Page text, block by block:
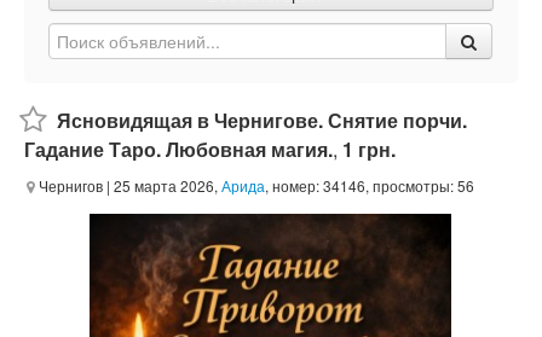
Быстрая продажа
Ясновидящая в Чернигове. Снятие порчи.
Гадание Таро. Любовная магия., 1 грн.
Чернигов | 25 марта 2026, Арида, номер: 34146, просмотры: 56